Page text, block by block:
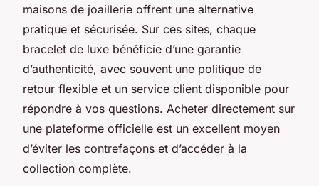
maisons de joaillerie offrent une alternative
pratique et sécurisée. Sur ces sites, chaque
bracelet de luxe bénéficie d’une garantie
d’authenticité, avec souvent une politique de
retour flexible et un service client disponible pour
répondre à vos questions. Acheter directement sur
une plateforme officielle est un excellent moyen
d’éviter les contrefaçons et d’accéder à la
collection complète.